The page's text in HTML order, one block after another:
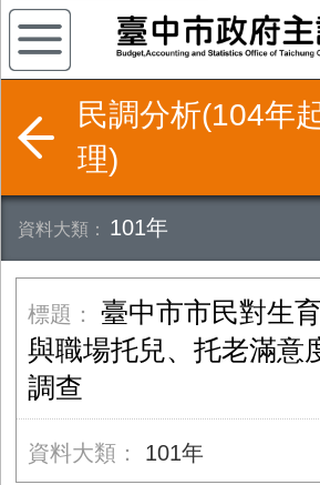
民調分析(104年
理)
101年
臺中市市民對生
與職場托兒、托老滿意
調查
101年